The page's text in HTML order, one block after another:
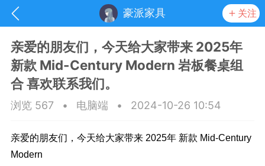
豪派家具 关注
​亲爱的朋友们，今天给大家带来 2025年
新款 Mid-Century Modern 岩板餐桌组
合 喜欢联系我们。
浏览 567 • 电脑端 • 2024-10-26 10:54
亲爱的朋友们，今天给大家带来 2025年 新款 Mid-Century
Modern